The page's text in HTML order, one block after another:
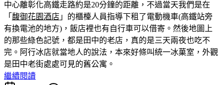
中心離彰化高鐵走路約是20分鐘的距離，不過當天我們是在
「 馥御花園酒店 」的櫃檯人員指導下租了電動機車(高鐵站旁
有換電池的地方)，飯店裡也有自行車可以借寄。然後地圖上
的那些綠色記號，都是田中的老店，真的是三天兩夜也吃不
完。 阿行冰店就當地人的說法，本來好條叫統一冰菓室，外觀
是田中老街處處可見的舊公寓。
繼續閱讀